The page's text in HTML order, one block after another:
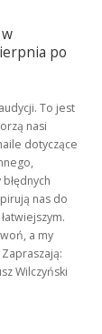
po
To jest
nasi
dotyczące
nas do
a my
Wilczyński